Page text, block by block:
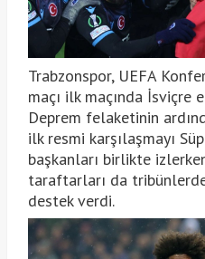
Trabzonspor, UEFA
maçı ilk maçında İsviçre
Deprem felaketinin
ilk resmi karşılaşmayı
başkanları birlikte
taraftarları da
destek verdi.